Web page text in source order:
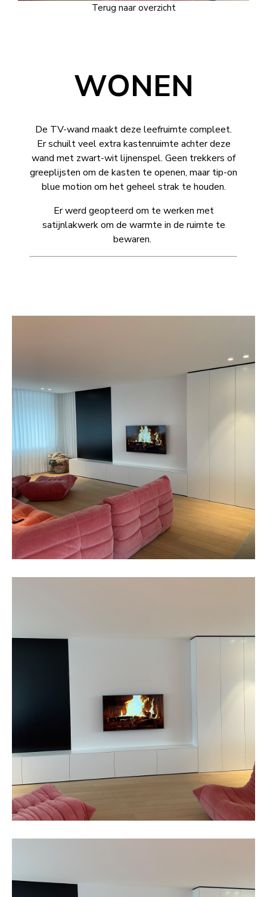
Terug naar overzicht
WONEN
De TV-wand maakt deze leefruimte compleet.
Er schuilt veel extra kastenruimte achter deze
wand met zwart-wit lijnenspel. Geen trekkers of
greeplijsten om de kasten te openen, maar tip-on
blue motion om het geheel strak te houden.
Er werd geopteerd om te werken met
satijnlakwerk om de warmte in de ruimte te
bewaren.